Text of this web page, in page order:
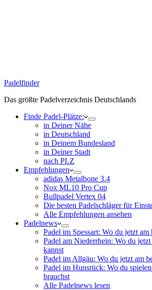
Padelfinder
Das größte Padelverzeichnis Deutschlands
Finde Padel-Plätze:
in Deiner Nähe
in Deutschland
in Deinem Bundesland
in Deiner Stadt
nach PLZ
Empfehlungen
adidas Metalbone 3.4
Nox ML10 Pro Cup
Bullpadel Vertex 04
Die besten Padelschläger für
Alle Empfehlungen ansehen
Padelnews
Padel im Spessart: Wo du jetzt am
Padel am Niederrhein: Wo du jetzt
kannst
Padel im Allgäu: Wo du jetzt am
Padel im Hunsrück: Wo du
brauchst
Alle Padelnews lesen